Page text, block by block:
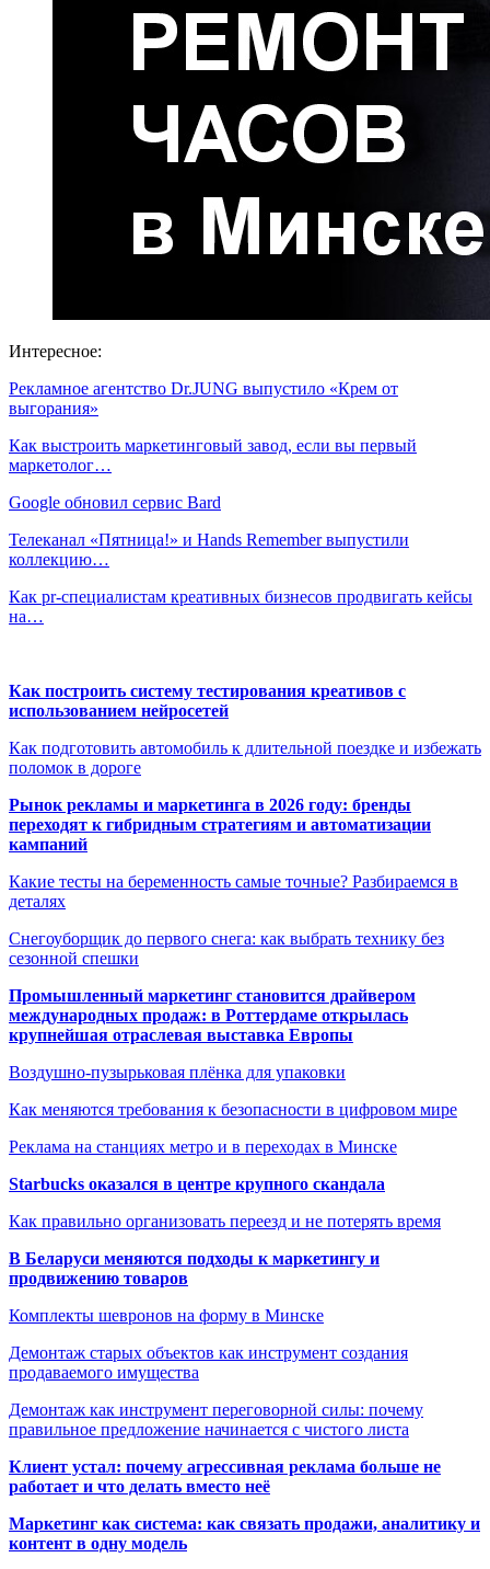
Интересное:
Рекламное агентство Dr.JUNG выпустило «Крем от
выгорания»
Как выстроить маркетинговый завод, если вы первый
маркетолог…
Google обновил сервис Bard
Телеканал «Пятница!» и Hands Remember выпустили
коллекцию…
Как pr-специалистам креативных бизнесов продвигать кейсы
на…
Как построить систему тестирования креативов с
использованием нейросетей
Как подготовить автомобиль к длительной поездке и избежать
поломок в дороге
Рынок рекламы и маркетинга в 2026 году: бренды
переходят к гибридным стратегиям и автоматизации
кампаний
Какие тесты на беременность самые точные? Разбираемся в
деталях
Снегоуборщик до первого снега: как выбрать технику без
сезонной спешки
Промышленный маркетинг становится драйвером
международных продаж: в Роттердаме открылась
крупнейшая отраслевая выставка Европы
Воздушно-пузырьковая плёнка для упаковки
Как меняются требования к безопасности в цифровом мире
Реклама на станциях метро и в переходах в Минске
Starbucks оказался в центре крупного скандала
Как правильно организовать переезд и не потерять время
В Беларуси меняются подходы к маркетингу и
продвижению товаров
Комплекты шевронов на форму в Минске
Демонтаж старых объектов как инструмент создания
продаваемого имущества
Демонтаж как инструмент переговорной силы: почему
правильное предложение начинается с чистого листа
Клиент устал: почему агрессивная реклама больше не
работает и что делать вместо неё
Маркетинг как система: как связать продажи, аналитику и
контент в одну модель